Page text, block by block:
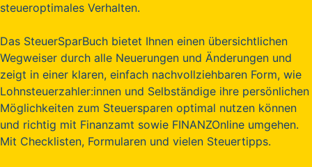
steueroptimales Verhalten.
Das SteuerSparBuch bietet Ihnen einen übersichtlichen
Wegweiser durch alle Neuerungen und Änderungen und
zeigt in einer klaren, einfach nachvollziehbaren Form, wie
Lohnsteuerzahler:innen und Selbständige ihre persönlichen
Möglichkeiten zum Steuersparen optimal nutzen können
und richtig mit Finanzamt sowie FINANZOnline umgehen.
Mit Checklisten, Formularen und vielen Steuertipps.